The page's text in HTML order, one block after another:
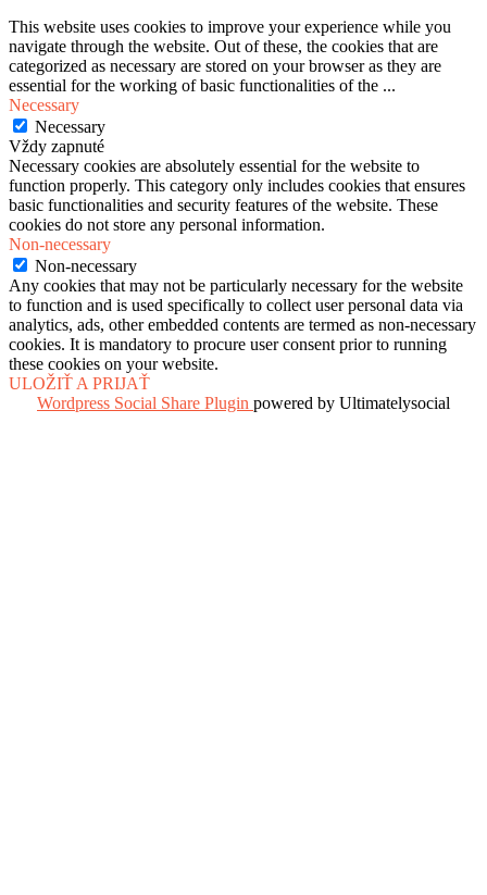
This website uses cookies to improve your experience while you
navigate through the website. Out of these, the cookies that are
categorized as necessary are stored on your browser as they are
essential for the working of basic functionalities of the ...
Necessary
Necessary
Vždy zapnuté
Necessary cookies are absolutely essential for the website to
function properly. This category only includes cookies that ensures
basic functionalities and security features of the website. These
cookies do not store any personal information.
Non-necessary
Non-necessary
Any cookies that may not be particularly necessary for the website
to function and is used specifically to collect user personal data via
analytics, ads, other embedded contents are termed as non-necessary
cookies. It is mandatory to procure user consent prior to running
these cookies on your website.
ULOŽIŤ A PRIJAŤ
Wordpress Social Share Plugin powered by Ultimatelysocial